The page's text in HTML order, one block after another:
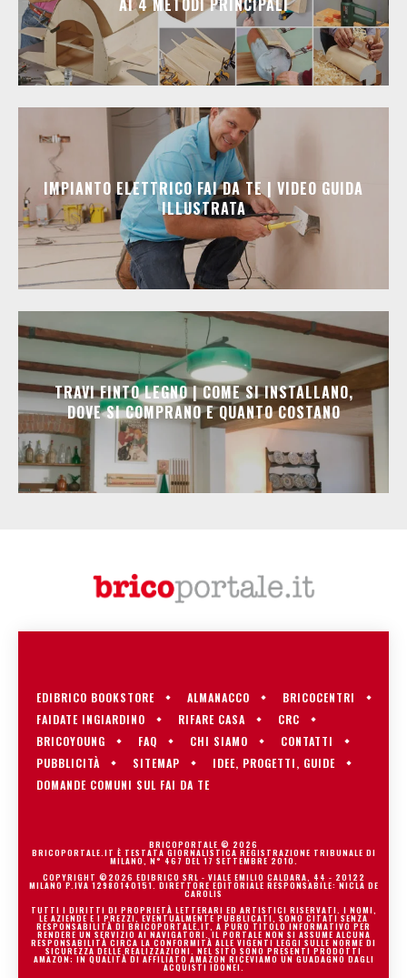
AI 4 METODI PRINCIPALI
IMPIANTO ELETTRICO FAI DA TE | VIDEO GUIDA
ILLUSTRATA
TRAVI FINTO LEGNO | COME SI INSTALLANO,
DOVE SI COMPRANO E QUANTO COSTANO
EDIBRICO BOOKSTORE ALMANACCO
BRICOCENTRI
FAIDATE INGIARDINO
RIFARE CASA
CRC
BRICOYOUNG
FAQ CHI SIAMO
CONTATTI
PUBBLICITÀ
SITEMAP
IDEE, PROGETTI, GUIDE
DOMANDE COMUNI SUL FAI DA TE
BRICOPORTALE © 2026
BRICOPORTALE.IT È TESTATA GIORNALISTICA REGISTRAZIONE TRIBUNALE DI
MILANO, N° 467 DEL 17 SETTEMBRE 2010.
COPYRIGHT ©2026 EDIBRICO SRL - VIALE EMILIO CALDARA, 44 - 20122
MILANO P.IVA 12980140151. DIRETTORE EDITORIALE RESPONSABILE: NICLA DE
CAROLIS
TUTTI I DIRITTI DI PROPRIETÀ LETTERARI ED ARTISTICI RISERVATI. I NOMI,
LE AZIENDE E I PREZZI, EVENTUALMENTE PUBBLICATI, SONO CITATI SENZA
RESPONSABILITÀ DI BRICOPORTALE.IT, A PURO TITOLO INFORMATIVO PER
RENDERE UN SERVIZIO AI NAVIGATORI. IL PORTALE NON SI ASSUME ALCUNA
RESPONSABILITÀ CIRCA LA CONFORMITÀ ALLE VIGENTI LEGGI SULLE NORME DI
SICUREZZA DELLE REALIZZAZIONI. NEL SITO SONO PRESENTI PRODOTTI
AMAZON; IN QUALITÀ DI AFFILIATO AMAZON RICEVIAMO UN GUADAGNO DAGLI
ACQUISTI IDONEI.